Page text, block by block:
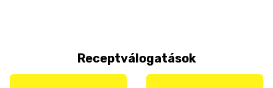
Receptválogatások